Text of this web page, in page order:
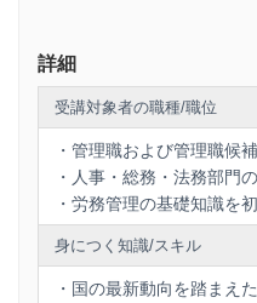
詳細
受講対象者の職種/職位
・管理職および管理職候
・人事・総務・法務部門
・労務管理の基礎知識を
身につく知識/スキル
・国の最新動向を踏まえ